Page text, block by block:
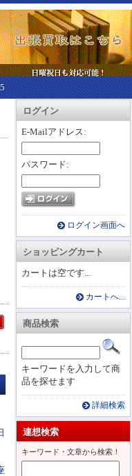
カートを見る
ログイン
E-Mailアドレス:
パスワード:
ログイン画面へ
ショッピングカート
カートは空です...
カートへ...
商品検索
キーワードを入力して商
品を探せます
詳細検索
連想検索
キーワード・文章から検索！